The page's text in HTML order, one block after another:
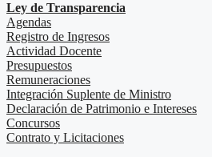
Ley de Transparencia
Agendas
Registro de Ingresos
Actividad Docente
Presupuestos
Remuneraciones
Integración Suplente de Ministro
Declaración de Patrimonio e Intereses
Concursos
Contrato y Licitaciones